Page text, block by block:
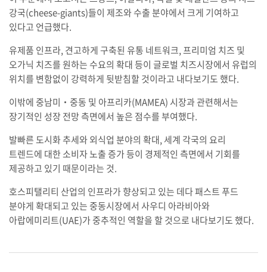
강국(cheese-giants)들이 제조와 수출 분야에서 크게 기여하고
있다고 언급했다.
유제품 인프라, 견고하게 구축된 유통 네트워크, 프리미엄 치즈 및
오가닉 치즈를 원하는 수요의 확대 등이 글로벌 치즈시장에서 유럽의
위치를 변함없이 강력하게 뒷받침할 것이라고 내다보기도 했다.
이밖에 중남미‧중동 및 아프리카(MAMEA) 시장과 관련해서는
장기적인 성장 전망 측면에서 높은 점수를 부여했다.
발빠른 도시화 추세와 외식업 분야의 확대, 세계 각국의 요리
트렌드에 대한 소비자 노출 증가 등이 경제적인 측면에서 기회를
제공하고 있기 때문이라는 것.
호스피탤리티 산업의 인프라가 향상되고 있는 데다 패스트 푸드
분야게 확대되고 있는 중동시장에서 사우디 아라비아와
아랍에미리트(UAE)가 중추적인 역할을 할 것으로 내다보기도 했다.